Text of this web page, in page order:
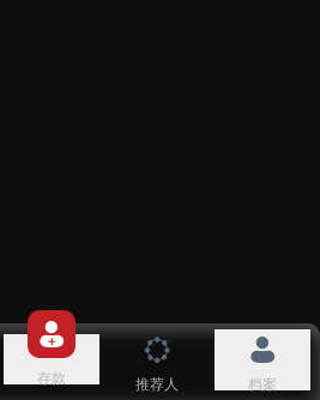
存款 推荐人 档案